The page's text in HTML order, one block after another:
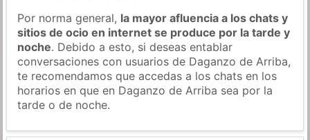
Por norma general, la mayor afluencia a los chats y
sitios de ocio en internet se produce por la tarde y
noche. Debido a esto, si deseas entablar
conversaciones con usuarios de Daganzo de Arriba,
te recomendamos que accedas a los chats en los
horarios en que en Daganzo de Arriba sea por la
tarde o de noche.